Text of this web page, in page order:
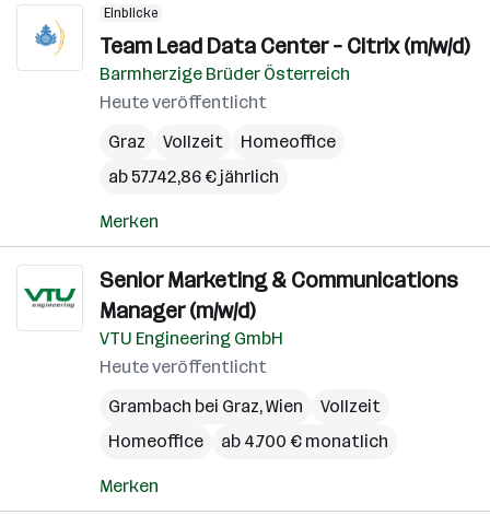
Einblicke
Team Lead Data Center – Citrix (m/w/d)
Barmherzige Brüder Österreich
Heute veröffentlicht
Graz
Vollzeit
Homeoffice
ab 57.742,86 € jährlich
Merken
Senior Marketing & Communications
Manager (m/w/d)
VTU Engineering GmbH
Heute veröffentlicht
Grambach bei Graz,Wien
Vollzeit
Homeoffice
ab 4.700 € monatlich
Merken